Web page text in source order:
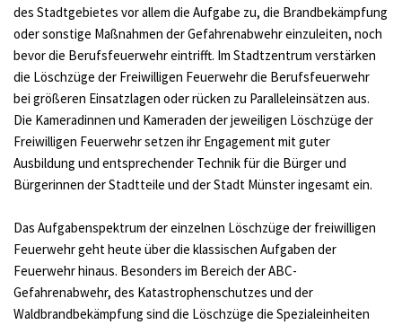
des Stadtgebietes vor allem die Aufgabe zu, die Brandbekämpfung
oder sonstige Maßnahmen der Gefahrenabwehr einzuleiten, noch
bevor die Berufsfeuerwehr eintrifft. Im Stadtzentrum verstärken
die Löschzüge der Freiwilligen Feuerwehr die Berufsfeuerwehr
bei größeren Einsatzlagen oder rücken zu Paralleleinsätzen aus.
Die Kameradinnen und Kameraden der jeweiligen Löschzüge der
Freiwilligen Feuerwehr setzen ihr Engagement mit guter
Ausbildung und entsprechender Technik für die Bürger und
Bürgerinnen der Stadtteile und der Stadt Münster ingesamt ein.
Das Aufgabenspektrum der einzelnen Löschzüge der freiwilligen
Feuerwehr geht heute über die klassischen Aufgaben der
Feuerwehr hinaus. Besonders im Bereich der ABC-
Gefahrenabwehr, des Katastrophenschutzes und der
Waldbrandbekämpfung sind die Löschzüge die Spezialeinheiten